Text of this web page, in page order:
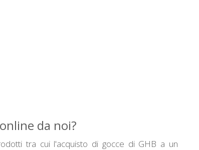
da noi?
tra cui l'acquisto di gocce di GHB a un